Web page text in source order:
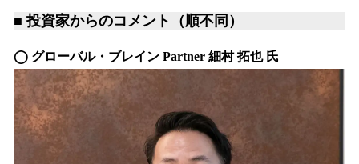
■ 投資家からのコメント（順不同）
◯ グローバル・ブレイン Partner 細村 拓也 氏